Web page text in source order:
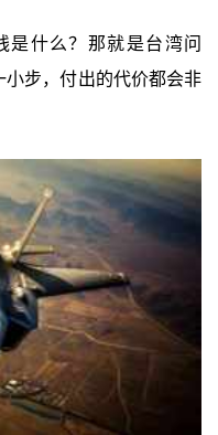
是什么？那就是台湾问
步，付出的代价都会非